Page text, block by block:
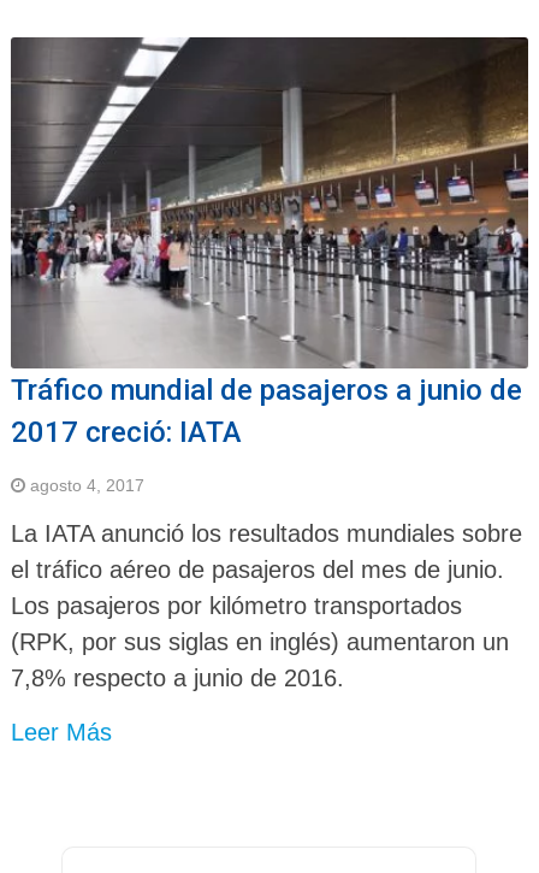
Tráfico mundial de pasajeros a junio de
2017 creció: IATA
agosto 4, 2017
La IATA anunció los resultados mundiales sobre
el tráfico aéreo de pasajeros del mes de junio.
Los pasajeros por kilómetro transportados
(RPK, por sus siglas en inglés) aumentaron un
7,8% respecto a junio de 2016.
Leer Más